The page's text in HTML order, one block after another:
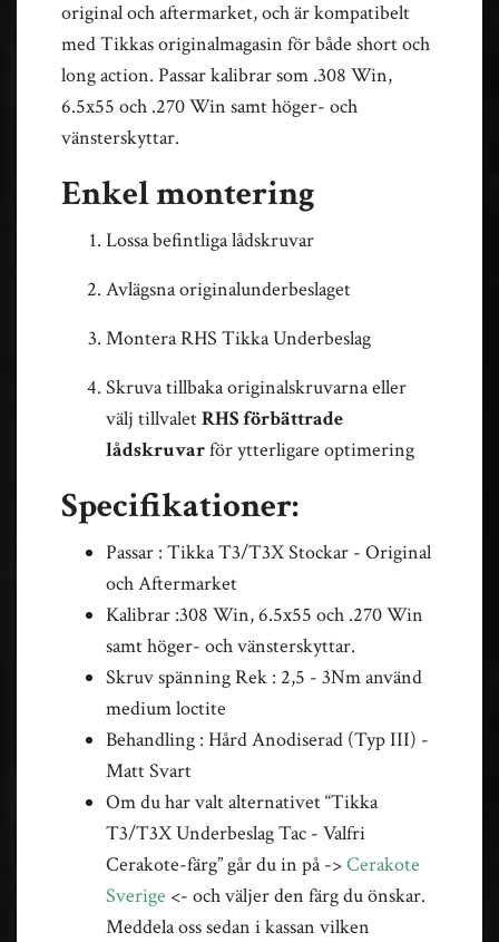
original och aftermarket, och är kompatibelt
med Tikkas originalmagasin för både short och
long action. Passar kalibrar som .308 Win,
6.5x55 och .270 Win samt höger- och
vänsterskyttar.
Enkel montering
Lossa befintliga lådskruvar
Avlägsna originalunderbeslaget
Montera RHS Tikka Underbeslag
Skruva tillbaka originalskruvarna eller
välj tillvaletRHS förbättrade
lådskruvarför ytterligare optimering
Specifikationer:
Passar : Tikka T3/T3X Stockar - Original
och Aftermarket
Kalibrar :308 Win, 6.5x55 och .270 Win
samt höger- och vänsterskyttar.
Skruv spänning Rek : 2,5 - 3Nm använd
medium loctite
Behandling : Hård Anodiserad (Typ III) -
Matt Svart
Om du har valt alternativet “Tikka
T3/T3X Underbeslag Tac - Valfri
Cerakote-färg” går du in på ->Cerakote
Sverige <- och väljer den färg du önskar.
Meddela oss sedan i kassan vilken